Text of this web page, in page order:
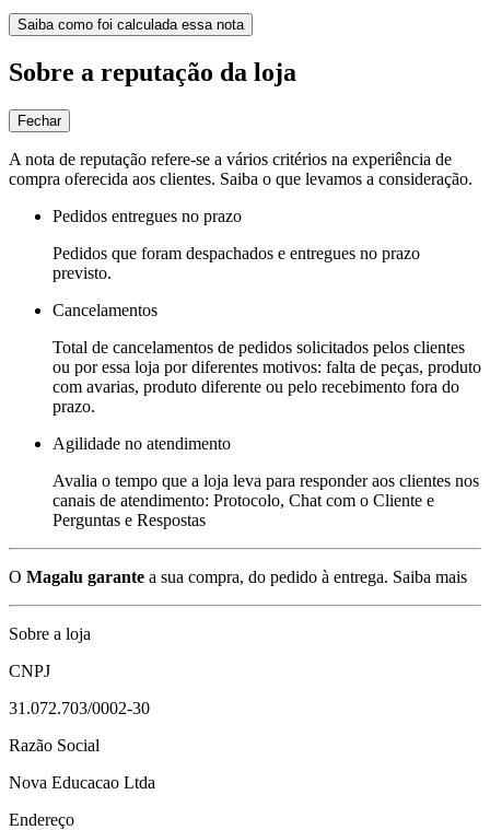
Saiba como foi calculada essa nota
Sobre a reputação da loja
Fechar
A nota de reputação refere-se a vários critérios na experiência de
compra oferecida aos clientes. Saiba o que levamos a consideração.
Pedidos entregues no prazo
Pedidos que foram despachados e entregues no prazo
previsto.
Cancelamentos
Total de cancelamentos de pedidos solicitados pelos clientes
ou por essa loja por diferentes motivos: falta de peças, produto
com avarias, produto diferente ou pelo recebimento fora do
prazo.
Agilidade no atendimento
Avalia o tempo que a loja leva para responder aos clientes nos
canais de atendimento: Protocolo, Chat com o Cliente e
Perguntas e Respostas
O Magalu garante a sua compra, do pedido à entrega. Saiba mais
Sobre a loja
CNPJ
31.072.703/0002-30
Razão Social
Nova Educacao Ltda
Endereço